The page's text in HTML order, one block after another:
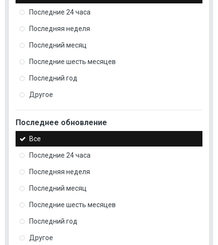
Последние 24 часа
Последняя неделя
Последний месяц
Последние шесть месяцев
Последний год
Другое
Последнее обновление
Все
Последние 24 часа
Последняя неделя
Последний месяц
Последние шесть месяцев
Последний год
Другое